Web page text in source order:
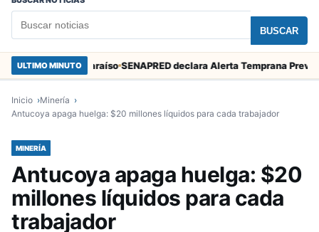
BUSCAR
ULTIMO MINUTO
en Valparaíso
Inicio
Minería
Antucoya apaga huelga: $20 millones líquidos para cada trabajador
MINERÍA
Antucoya apaga huelga: $20
millones líquidos para cada
trabajador